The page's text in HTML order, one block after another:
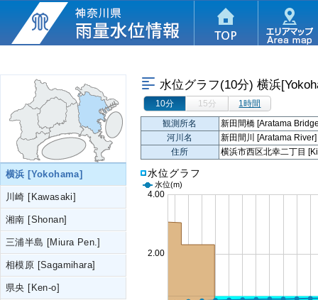
横浜 [Yokohama]
川崎 [Kawasaki]
湘南 [Shonan]
三浦半島 [Miura Pen.]
相模原 [Sagamihara]
県央 [Ken-o]
水位グラフ(10分) 横浜
10分 15分
1時間
観測所名
新田間橋 [Aratama
河川名
新田間川 [Aratama River]
住所
横浜市西区北幸二丁目
水位グラフ
水位(m)